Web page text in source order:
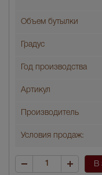
Объем бутылки
Градус
Год производства
Артикул
Производитель
Условия продаж:
В